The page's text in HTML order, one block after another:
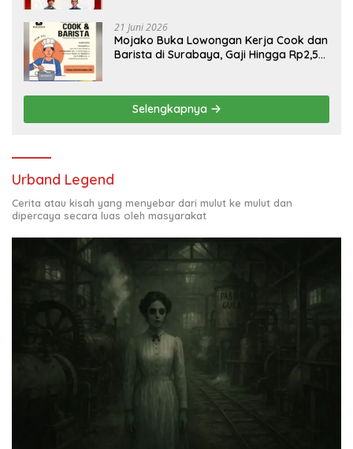
21 Juni 2026
Mojako Buka Lowongan Kerja Cook dan
Barista di Surabaya, Gaji Hingga Rp2,5
Selengkapnya
Urband Legend
Cerita atau kisah yang menyebar dari mulut ke mulut dan
dipercaya secara luas oleh masyarakat